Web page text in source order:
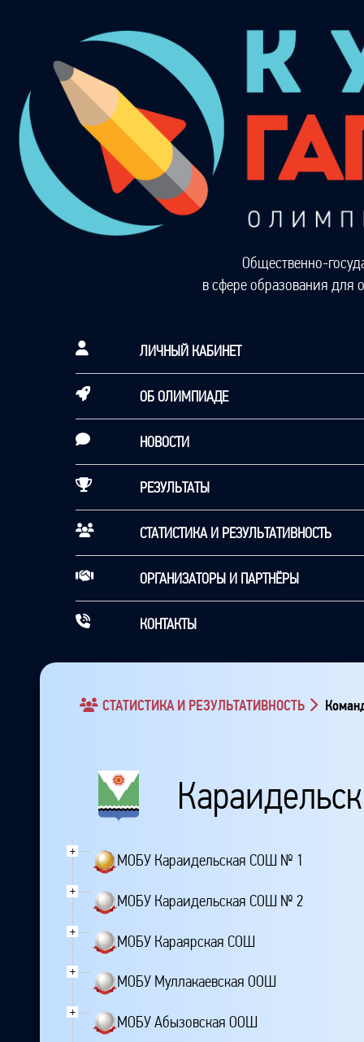
Общественно-
в сфере образования для
ЛИЧНЫЙ КАБИНЕТ
ОБ ОЛИМПИАДЕ
НОВОСТИ
РЕЗУЛЬТАТЫ
СТАТИСТИКА И РЕЗУЛЬТАТИВНОСТЬ
ОРГАНИЗАТОРЫ И ПАРТНЁРЫ
КОНТАКТЫ
СТАТИСТИКА И РЕЗУЛЬТАТИВНОСТЬ
+
МОБУ Караидельская СОШ № 1
+
МОБУ Караидельская СОШ № 2
+
МОБУ Караярская СОШ
+
МОБУ Муллакаевская ООШ
+
МОБУ Абызовская ООШ